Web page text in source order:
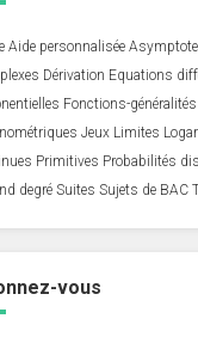
Aide personnalisée
Dérivation Equations
Fonctions-généralités
Jeux Limites
Primitives Probabilités
degré Suites Sujets de BAC
vous